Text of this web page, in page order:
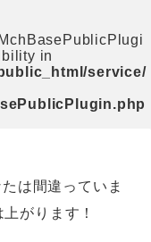
in
service/
は間違っていま
がります！